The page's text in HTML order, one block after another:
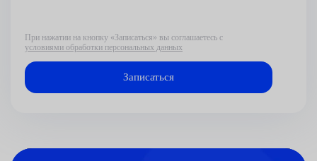
При нажатии на кнопку «Записаться» вы соглашаетесь с
условиями обработки персональных данных